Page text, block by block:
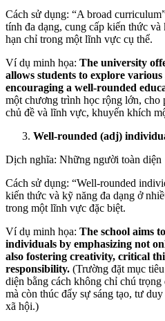
Cách sử dụng: “A broad
tính đa dạng, cung cấp kiến thức
hạn chỉ trong một lĩnh vực cụ thể.
Ví dụ minh họa: The university
allows students to explore
encouraging a well-rounded
một chương trình học rộng lớn, cho
chủ đề và lĩnh vực, khuyến khích
Well-rounded (adj)
Dịch nghĩa: Những người toàn diện
Cách sử dụng: “Well-rounded
kiến thức và kỹ năng đa dạng ở
trong một lĩnh vực đặc biệt.
Ví dụ minh họa: The school aims
individuals by emphasizing not
also fostering creativity, critical
responsibility. (Trường đặt mục
diện bằng cách không chỉ chú
mà còn thúc đẩy sự sáng tạo, tư
xã hội.)